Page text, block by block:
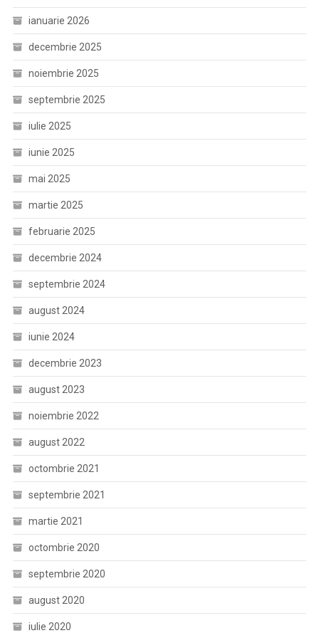
ianuarie 2026
decembrie 2025
noiembrie 2025
septembrie 2025
iulie 2025
iunie 2025
mai 2025
martie 2025
februarie 2025
decembrie 2024
septembrie 2024
august 2024
iunie 2024
decembrie 2023
august 2023
noiembrie 2022
august 2022
octombrie 2021
septembrie 2021
martie 2021
octombrie 2020
septembrie 2020
august 2020
iulie 2020